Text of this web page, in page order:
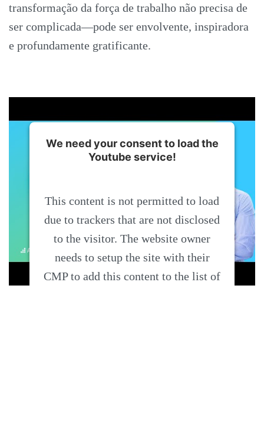
transformação da força de trabalho não precisa de
ser complicada—pode ser envolvente, inspiradora
e profundamente gratificante.
We need your consent to load the
Youtube service!
This content is not permitted to load
due to trackers that are not disclosed
to the visitor. The website owner
needs to setup the site with their
CMP to add this content to the list of